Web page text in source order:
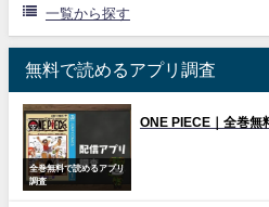
一覧から探す
無料で読めるアプリ調査
全巻無料で読めるアプリ
調査
ONE PIECE｜全巻無